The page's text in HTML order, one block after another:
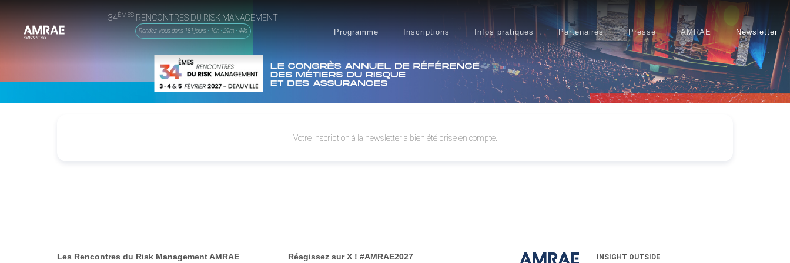
34ÈMES RENCONTRES DU RISK MANAGEMENT
Rendez-vous dans 181 jours • 10h • 29m •44s Programme Inscriptions Infos pratiques Partenaires Presse AMRAE Newsletter
Votre inscription à la newsletter a bien été prise en compte.
Les Rencontres du Risk Management AMRAE Réagissez sur X ! #AMRAE2027
INSIGHT OUTSIDE